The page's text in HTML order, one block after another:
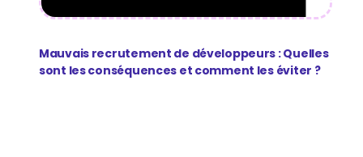
Mauvais recrutement de développeurs : Quelles
sont les conséquences et comment les éviter ?